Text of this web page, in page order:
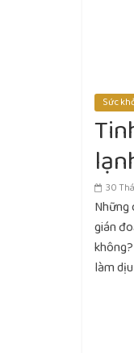
Sức
30
Những
gián
không?
làm